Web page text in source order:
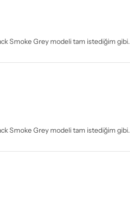
Smoke Grey modeli tam istediğim gibi.
Smoke Grey modeli tam istediğim gibi.